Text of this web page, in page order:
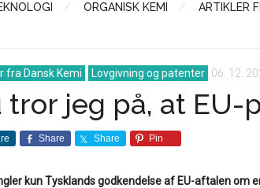
ORGANISK KEMI ARTIKLER
fra Dansk Kemi Lovgivning og patenter 06. 12.
tror jeg på, at
Share Share Pin
kun Tysklands godkendelse af EU-aftalen